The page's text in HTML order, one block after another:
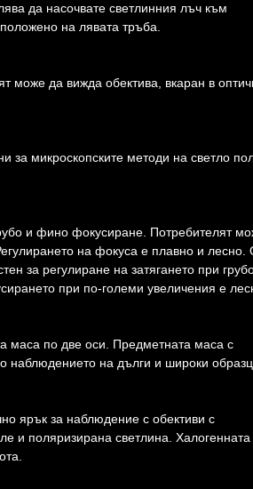
да насочвате светлинния лъч към
на лявата тръба.
може да вижда обектива, вкаран в
за микроскопските методи на светло
и фино фокусиране. Потребителят
на фокуса е плавно и лесно.
за регулиране на затягането при
при по-големи увеличения е
маса по две оси. Предметната маса с
наблюдението на дълги и широки
ярък за наблюдение с обективи с
и поляризирана светлина. Халогенната